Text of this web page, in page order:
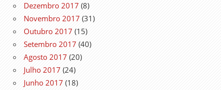
Dezembro 2017 (8)
Novembro 2017 (31)
Outubro 2017 (15)
Setembro 2017 (40)
Agosto 2017 (20)
Julho 2017 (24)
Junho 2017 (18)